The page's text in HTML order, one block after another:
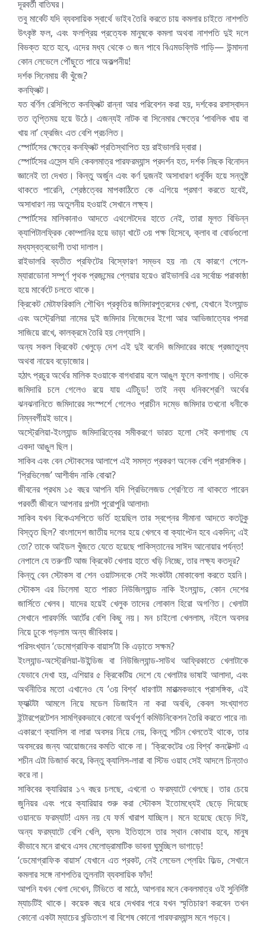
দূরবর্তী বাতিঘর।
তবু মার্কেট যদি ব্যবসায়িক স্বার্থে ভাইব তৈরি করতে চায় কমলার চাইতে নাশপতি
উৎকৃষ্ট ফল, এবং ফলপ্রিয় প্রত্যেক মানুষকে কমলা অথবা নাশপতি দুই দলে
বিভক্ত হতে হবে, এদের মধ্য থেকে ৩ জন পাবে বিএমডব্লিউ গাড়ি— উন্মাদনা
কোন লেভেলে পৌঁছুতে পারে অকল্পনীয়!
দর্শক সিনেমায় কী খুঁজে?
কনফ্লিক্ট।
যত বর্ণিল রেসিপিতে কনফ্লিক্ট রান্না আর পরিবেশন করা হয়, দর্শকের রসাস্বাদন
তত তৃপ্তিময় হয়ে উঠে। এজন্যই নাটক বা সিনেমার ক্ষেত্রে ‘পাবলিক খায় বা
খায় না’ ফ্রেজিং এত বেশি প্রচলিত।
স্পোর্টসের ক্ষেত্রে কনফ্লিক্ট প্রতিস্থাপিত হয় রাইভালরি দ্বারা।
স্পোর্টসের এসেন্স যদি কেবলমাত্র পারফরম্যান্স প্রদর্শন হত, দর্শক নিছক বিনোদন
জ্ঞানেই তা দেখত। কিন্তু অর্জুন এবং কর্ণ দুজনই অসাধারণ ধনুর্বিদ হয়ে সন্তুষ্ট
থাকতে পারেনি, শ্রেষ্ঠত্বের মাপকাঠিতে কে এগিয়ে প্রমাণ করতে হবেই,
অসাধারণ নয় অতুলনীয় হওয়াই সেখানে লক্ষ্য।
স্পোর্টসের মালিকানাও আদতে এথলেটদের হাতে নেই, তারা মূলত বিভিন্ন
ক্যাপিটালফ্রিক কোম্পানির হয়ে ভাড়া খাটে ৩য় পক্ষ হিসেবে, ক্লাব বা বোর্ডগুলো
মধ্যস্বত্বভোগী তথা দালাল।
রাইভালরি ব্যতীত প্রফিটের বিস্ফোরণ সম্ভব হয় না৷ যে কারণে পেলে-
ম্যারাডোনা সম্পূর্ণ পৃথক প্রজন্মের প্লেয়ার হয়েও রাইভালরি এর সর্বোচ্চ পরাকাষ্ঠা
হয়ে মার্কেটে চলতে থাকে।
ক্রিকেট মেটাফরিকালি শৌখিন প্রকৃতির জমিদারপুত্রদের খেলা, যেখানে ইংল্যান্ড
এবং অস্ট্রেলিয়া নামের দুই জমিদার নিজেদের ইগো আর আভিজাত্যের পসরা
সাজিয়ে রাখে, কালক্রমে তৈরি হয় লেগ্যাসি।
অন্য সকল ক্রিকেট খেলুড়ে দেশ এই দুই বনেদি জমিদারের কাছে প্রজাতুল্য
অথবা নায়েব বড়োজোর।
হঠাৎ প্রচুর অর্থের মালিক হওয়াকে বাগধারায় বলে আঙুল ফুলে কলাগাছ। ওদিকে
জমিদারি চলে গেলেও রয়ে যায় এটিচুড! তাই নব্য ধনিকশ্রেণি অর্থের
ঝনঝনানিতে জমিদারের সংস্পর্শে গেলেও প্রাচীন দম্ভে জমিদার তখনো ধনীকে
নিম্নবর্গীয়ই ভাবে।
অস্ট্রেলিয়া-ইংল্যান্ড জমিদারিত্বের সমীকরণে ভারত হলো সেই কলাগাছ যে
একদা আঙুল ছিল।
সাকিব এবং বেন স্টোকসের আলাপে এই সমস্ত প্রকরণ অনেক বেশি প্রাসঙ্গিক।
‘প্রিভিলেজ’ আশীর্বাদ নাকি বোঝা?
জীবনের প্রথম ১৫ বছর আপনি যদি প্রিভিলেজড শ্রেণিতে না থাকতে পারেন
পরবর্তী জীবনে আপনার গল্পটা পুরোপুরি আলাদা৷
সাকিব যখন বিকেএসপিতে ভর্তি হয়েছিল তার স্বপ্নের সীমানা আদতে কতটুকু
বিস্তৃত ছিল? বাংলাদেশ জাতীয় দলের হয়ে খেলবে বা ক্যাপ্টেন হবে একদিন; এই
তো? তাকে আইডল খুঁজতে যেতে হয়েছে পাকিস্তানের সাঈদ আনোয়ার পর্যন্ত!
নেপালে যে তরুণটি আজ ক্রিকেট খেলায় হাতে খড়ি নিচ্ছে, তার লক্ষ্য কতদূর?
কিন্তু বেন স্টোকস বা শেন ওয়াটসনকে সেই সংকটটা মোকাবেলা কর‍তে হয়নি।
স্টোকস এর ডিলেমা হতে পারত নিউজিল্যান্ড নাকি ইংল্যান্ড, কোন দেশের
জার্সিতে খেলব। যাদের হয়েই খেলুক তাদের লোকাল হিরো অগণিত। খেলাটা
সেখানে পারফর্মিং আর্টের বেশি কিছু নয়। মন চাইলো খেললাম, নইলে অবসর
নিয়ে ঢুকে পড়লাম অন্য জীবিকায়।
পরিসংখ্যান ‘ডেমোগ্রাফিক বায়াস’টা কি এড়াতে সক্ষম?
ইংল্যান্ড-অস্ট্রেলিয়া-উইন্ডিজ বা নিউজিল্যান্ড-সাউথ আফ্রিকাতে খেলাটাকে
যেভাবে দেখা হয়, এশিয়ার ৫ ক্রিকেটিয় দেশে যে খেলাটার ভাষাই আলাদা, এবং
অর্থনীতির মতো এখানেও যে ‘৩য় বিশ্ব’ ধারণাটা মারাত্মকভাবে প্রাসঙ্গিক, এই
ফ্যাক্টটা আমলে নিয়ে মডেল ডিজাইন না করা অবধি, কেবল সংখ্যাগত
ইন্টারপ্রেটেশন সামগ্রিকভাবে কোনো অর্থপূর্ণ কমিউনিকেশন তৈরি করতে পারে না৷
একারণে ক্যালিস বা লারা অবসর নিয়ে নেয়, কিন্তু শচীন খেলতেই থাকে, তার
অবসরের জন্য আয়োজনের কমতি থাকে না। ‘ক্রিকেটের ৩য় বিশ্ব’ কনটেক্সট এ
শচীন এটা ডিজার্ভ করে, কিন্তু ক্যালিস-লারা বা স্টিভ ওয়াহ সেই আদলে চিন্তাও
করে না।
সাকিবের ক্যারিয়ার ১৭ বছর চলছে, এখনো ৩ ফরম্যাটে খেলছে। তার চেয়ে
জুনিয়র এবং পরে ক্যারিয়ার শুরু করা স্টোকস ইতোমধ্যেই ছেড়ে দিয়েছে
ওয়ানডে ফরম্যাট! এমন নয় যে ফর্ম খারাপ যাচ্ছিল। মনে হয়েছে ছেড়ে দিই,
অন্য ফরম্যাটে বেশি খেলি, ব্যস৷ ইতিহাসে তার স্থান কোথায় হবে, মানুষ
কীভাবে মনে রাখবে এসব মেলোড্রামাটিক ভাবনা ঘুমুচ্ছিল ভাগাড়ে!
‘ডেমোগ্রাফিক বায়াস’ যেখানে এত প্রকট, নেই লেভেল প্লেয়িং ফিল্ড, সেখানে
কমলার সঙ্গে নাশপতির তুলনাটা ব্যবসায়িক ফাঁদ!
আপনি যখন খেলা দেখেন, টিভিতে বা মাঠে, আপনার মনে কেবলমাত্র ওই সুনির্দিষ্ট
ম্যাচটিই থাকে। কয়েক বছর ধরে দেখবার পরে যখন স্মৃতিচারণ করবেন তখন
কোনো একটা ম্যাচের খন্ডিতাংশ বা বিশেষ কোনো পারফরম্যান্স মনে পড়বে।